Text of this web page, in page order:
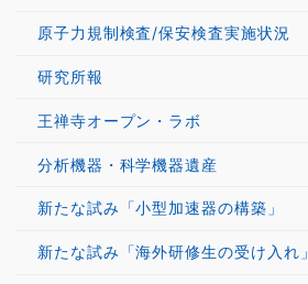
原子力規制検査/保安検査実施状況
研究所報
王禅寺オープン・ラボ
分析機器・科学機器遺産
新たな試み「小型加速器の構築」
新たな試み「海外研修生の受け入れ」